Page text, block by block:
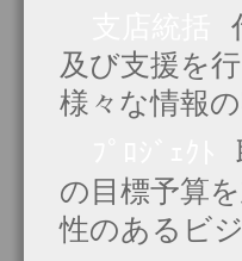
及び支援を
様々な情報
の目標予算
性のあるビ